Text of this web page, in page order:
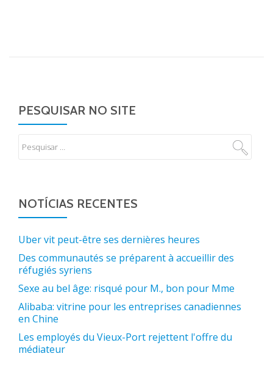
PESQUISAR NO SITE
NOTÍCIAS RECENTES
Uber vit peut-être ses dernières heures
Des communautés se préparent à accueillir des
réfugiés syriens
Sexe au bel âge: risqué pour M., bon pour Mme
Alibaba: vitrine pour les entreprises canadiennes
en Chine
Les employés du Vieux-Port rejettent l'offre du
médiateur